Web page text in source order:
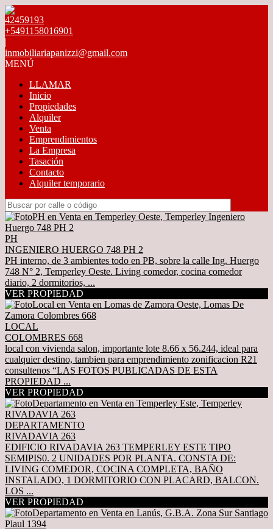
42459193
+5491158016901
|
inmobiliariapanizzi@gmail.com
MENÚ
LLAMAR
Inicio
Propiedades
Alquiler
Venta
Emprendimientos
La Empresa
Tasación
Contacto
Alquiler temporario
PH
INGENIERO HUERGO 748 PH 2
PH interno, de 3 ambientes todo en PB, sobre la calle Ing. Huergo
748 N° 2, Temperley Oeste. Living comedor, cocina comedor
diario, 2 dormitorios, ...
VER PROPIEDAD
LOCAL
COLOMBRES 668
local con vivienda salon, importante lote 8.66 x 56.244, ideal para
cualquier destino, tambien para emprendimiento zonificacion R21
consultenos “LAS FOTOS PUBLICADAS DE ESTA
PROPIEDAD ...
VER PROPIEDAD
DEPARTAMENTO
RIVADAVIA 263
EDIFICIO RIVADAVIA 263 TEMPERLEY ESTE TIPO
SEMIPIS0. 2 UNIDADES POR PLANTA. CONSTA DE:
LIVING COMEDOR, COCINA COMPLETA, BAÑO
INSTALADO, 1 DORMITORIO CON PLACARD, BALCON.
LOS ...
VER PROPIEDAD